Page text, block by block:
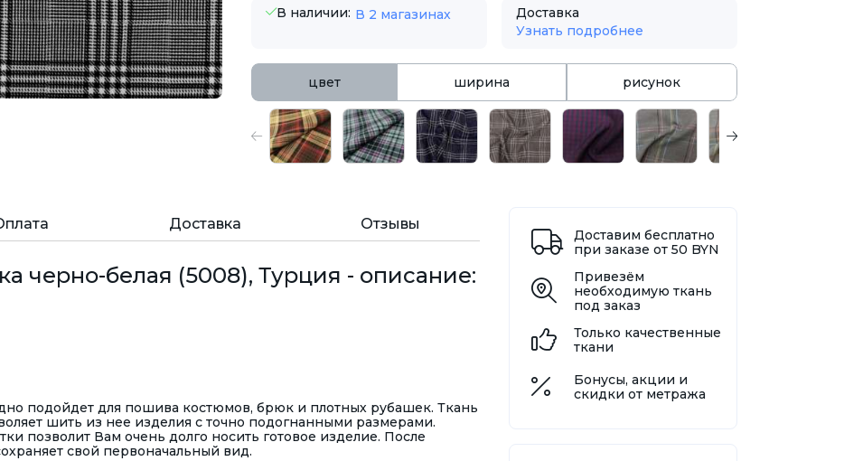
В наличии: В 2 магазинах
Доставка
Узнать подробнее
цвет ширина рисунок
Доставка Отзывы
черно-белая (5008), Турция - описание:
подойдет для пошива костюмов, брюк и плотных рубашек. Ткань
шить из нее изделия с точно подогнанными размерами.
позволит Вам очень долго носить готовое изделие. После
свой первоначальный вид.
Доставим бесплатно
при заказе от 50 BYN
Привезём
необходимую ткань
под заказ
Только качественные
ткани
Бонусы, акции и
скидки от метража